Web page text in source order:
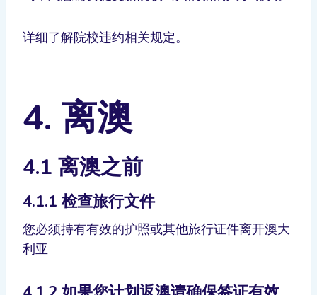
详细了解院校违约相关规定。
4. 离澳
4.1 离澳之前
4.1.1 检查旅行文件
您必须持有有效的护照或其他旅行证件离开澳大
利亚